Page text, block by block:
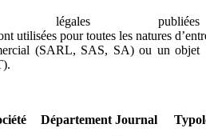
légales publiées
utilisées pour toutes les natures
(SARL, SAS, SA) ou un objet
Département Journal